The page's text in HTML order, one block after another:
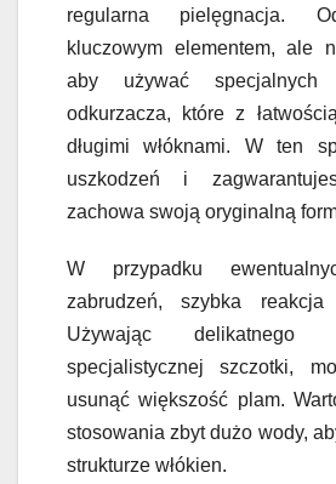
regularna pielęgnacja.
kluczowym elementem, ale
aby używać specjalnych
odkurzacza, które z
długimi włóknami. W ten
uszkodzeń i
zachowa swoją oryginalną
W przypadku
zabrudzeń, szybka
Używając delikatnego
specjalistycznej szczotki,
usunąć większość plam.
stosowania zbyt dużo wody,
strukturze włókien.